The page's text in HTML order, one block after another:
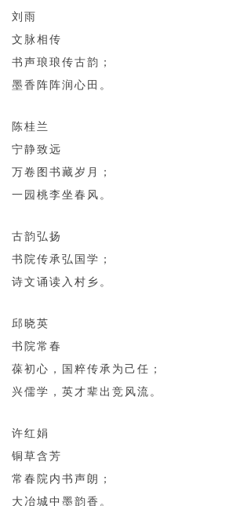
刘雨
文脉相传
书声琅琅传古韵；
墨香阵阵润心田。
陈桂兰
宁静致远
万卷图书藏岁月；
一园桃李坐春风。
古韵弘扬
书院传承弘国学；
诗文诵读入村乡。
邱晓英
书院常春
葆初心，国粹传承为己任；
兴儒学，英才辈出竞风流。
许红娟
铜草含芳
常春院内书声朗；
大冶城中墨韵香。